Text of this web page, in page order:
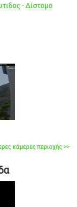
- Δίστομο
κάμερες περιοχής >>